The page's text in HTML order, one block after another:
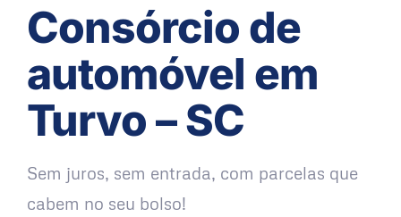
Consórcio de
automóvel em
Turvo – SC
Sem juros, sem entrada, com parcelas que
cabem no seu bolso!